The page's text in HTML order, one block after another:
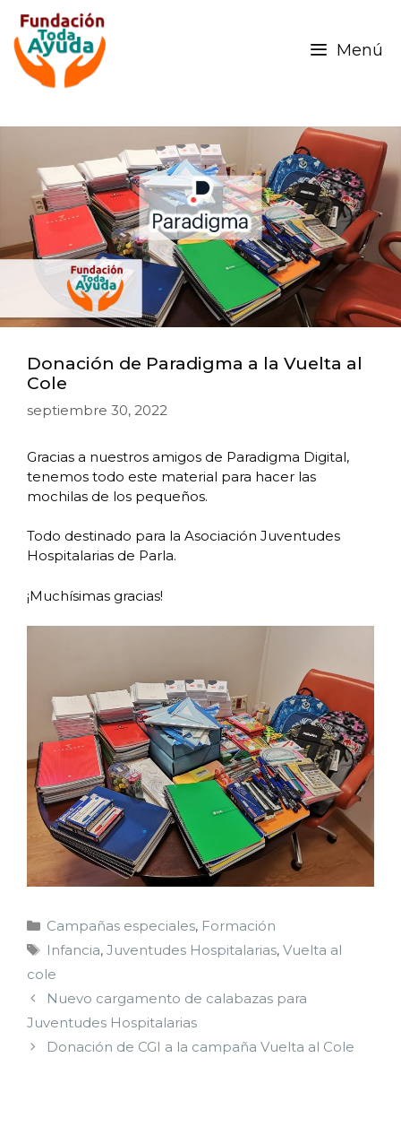
Menú
Donación de Paradigma a la Vuelta al
Cole
septiembre 30, 2022
Gracias a nuestros amigos de Paradigma Digital,
tenemos todo este material para hacer las
mochilas de los pequeños.
Todo destinado para la Asociación Juventudes
Hospitalarias de Parla.
¡Muchísimas gracias!
Campañas especiales, Formación
Infancia, Juventudes Hospitalarias, Vuelta al
cole
Nuevo cargamento de calabazas para
Juventudes Hospitalarias
Donación de CGI a la campaña Vuelta al Cole